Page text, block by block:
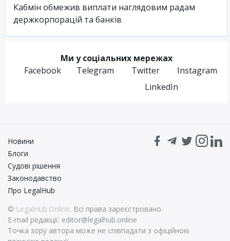
Кабмін обмежив виплати наглядовим радам
держкорпорацій та банків
Ми у соціальних мережах
Facebook
Telegram Twitter
Instagram
LinkedIn
© LegalHub.Online. Всі права зареєстровано.
E-mail редакції: editor@legalhub.online
Точка зору автора може не співпадати з офіційною
Новини
Блоги
Судові рішення
Законодавство
Про LegalHub